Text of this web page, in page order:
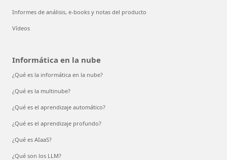
Informes de análisis, e-books y notas del producto
Vídeos
Informática en la nube
¿Qué es la informática en la nube?
¿Qué es la multinube?
¿Qué es el aprendizaje automático?
¿Qué es el aprendizaje profundo?
¿Qué es AIaaS?
¿Qué son los LLM?